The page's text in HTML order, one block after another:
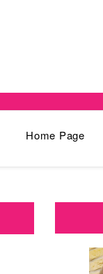
Home Page